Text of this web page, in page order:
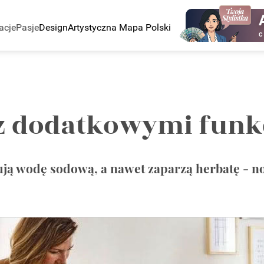
PasjeDesignArtystyczna Mapa Polski
dodatkowymi
wodę sodową, a nawet zaparzą herbatę -